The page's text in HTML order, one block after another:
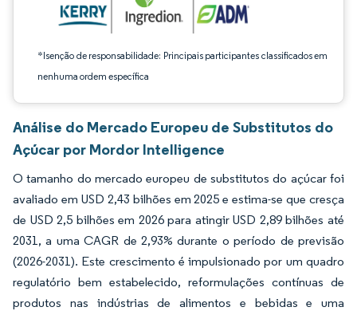
*Isenção de responsabilidade: Principais participantes classificados em
nenhuma ordem específica
Análise do Mercado Europeu de Substitutos do
Açúcar por Mordor Intelligence
O tamanho do mercado europeu de substitutos do açúcar foi
avaliado em USD 2,43 bilhões em 2025 e estima-se que cresça
de USD 2,5 bilhões em 2026 para atingir USD 2,89 bilhões até
2031, a uma CAGR de 2,93% durante o período de previsão
(2026-2031). Este crescimento é impulsionado por um quadro
regulatório bem estabelecido, reformulações contínuas de
produtos nas indústrias de alimentos e bebidas e uma